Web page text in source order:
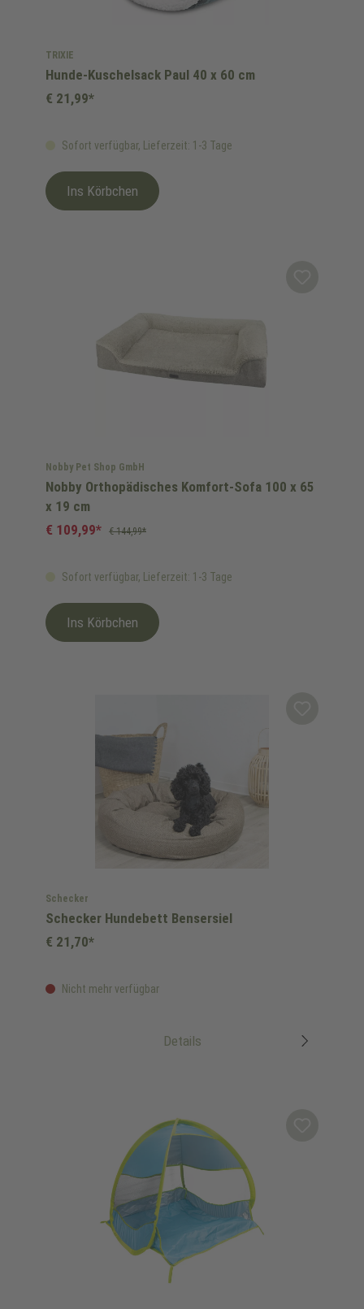
TRIXIE
Hunde-Kuschelsack Paul 40 x 60 cm
Sofort verfügbar, Lieferzeit: 1-3 Tage
€ 21,99*
Ins Körbchen
Nobby Pet Shop GmbH
Nobby Orthopädisches Komfort-Sofa 100 x 65
x 19 cm
Sofort verfügbar, Lieferzeit: 1-3 Tage
€ 109,99* € 144,99*
Ins Körbchen
Schecker
Schecker Hundebett Bensersiel
Nicht mehr verfügbar
€ 21,70*
Details